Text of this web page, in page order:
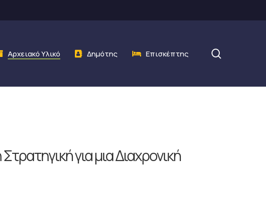
Αρχειακό Υλικό Δημότης Επισκέπτης
για μια Διαχρονική